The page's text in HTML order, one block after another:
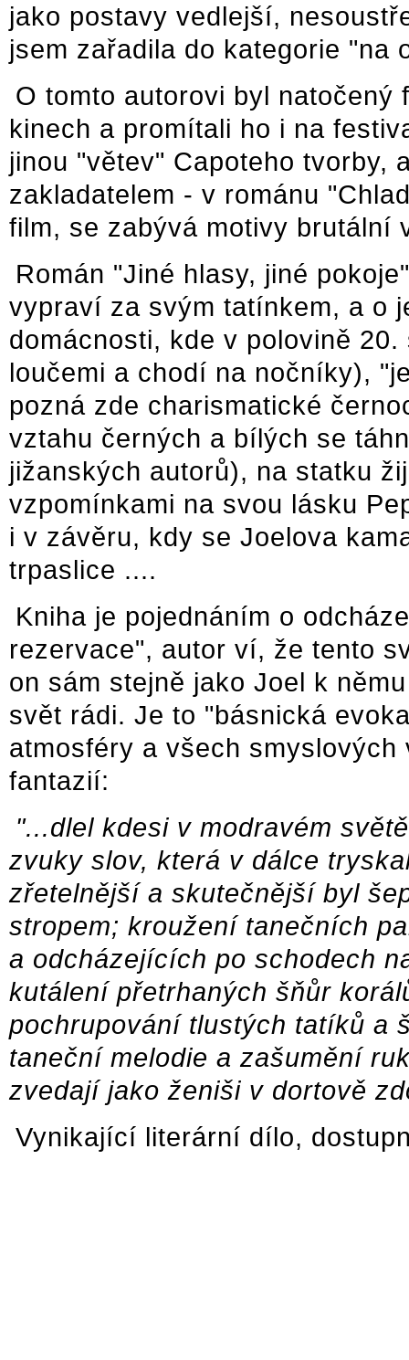
jako postavy vedlejší,
jsem zařadila do kategorie "na
O tomto autorovi byl
kinech a promítali ho i na
jinou "větev" Capoteho tvorby,
zakladatelem - v románu
film, se zabývá motivy brutální
Román "Jiné hlasy, jiné
vypraví za svým tatínkem, a o
domácnosti, kde v polovině
loučemi a chodí na nočníky),
pozná zde charismatické
vztahu černých a bílých se
jižanských autorů), na statku
vzpomínkami na svou lásku
i v závěru, kdy se Joelova
trpaslice ....
Kniha je pojednáním o
rezervace", autor ví, že tento
on sám stejně jako Joel k
svět rádi. Je to "básnická
atmosféry a všech
fantazií:
"...dlel kdesi v modravém
zvuky slov, která v dálce
zřetelnější a skutečnější byl
stropem; kroužení tanečních
a odcházejících po schodech
kutálení přetrhaných šňůr
pochrupování tlustých tatíků a
taneční melodie a zašumění
zvedají jako ženiši v dortově
Vynikající literární dílo,